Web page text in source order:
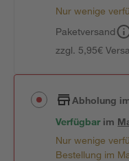
Nur wenige
Paketversand
zzgl. 5,95€
Abholung
Verfügbar im
Nur wenige
Bestellung im